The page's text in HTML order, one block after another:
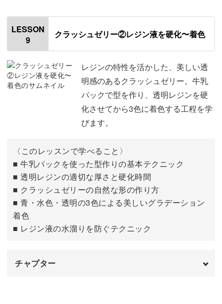
使用材料・道具
図案のピックをカットする
メラミンスポンジをカットする 03:36
白のレジン液を作って硬化する 06:33
LESSON
9
クラッシュゼリー②レジン液を硬化〜着色
レジンの特性を活かした、美しい透
明感のあるクラッシュゼリー。牛乳
パックで型を作り、透明レジンを硬
化させてから3色に着色する工程を学
びます。
〈このレッスンで学べること〉
■ 牛乳パックを使った型作りの基本テクニック
■ 透明レジンの適切な厚さと硬化時間
■ クラッシュゼリーの自然な形の作り方
■ 青・水色・透明の3色による美しいグラデーション
着色
■ レジン液の水溜りを防ぐテクニック
チャプター